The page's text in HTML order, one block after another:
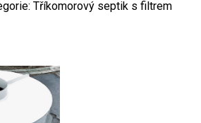
Tříkomorový septik s filtrem